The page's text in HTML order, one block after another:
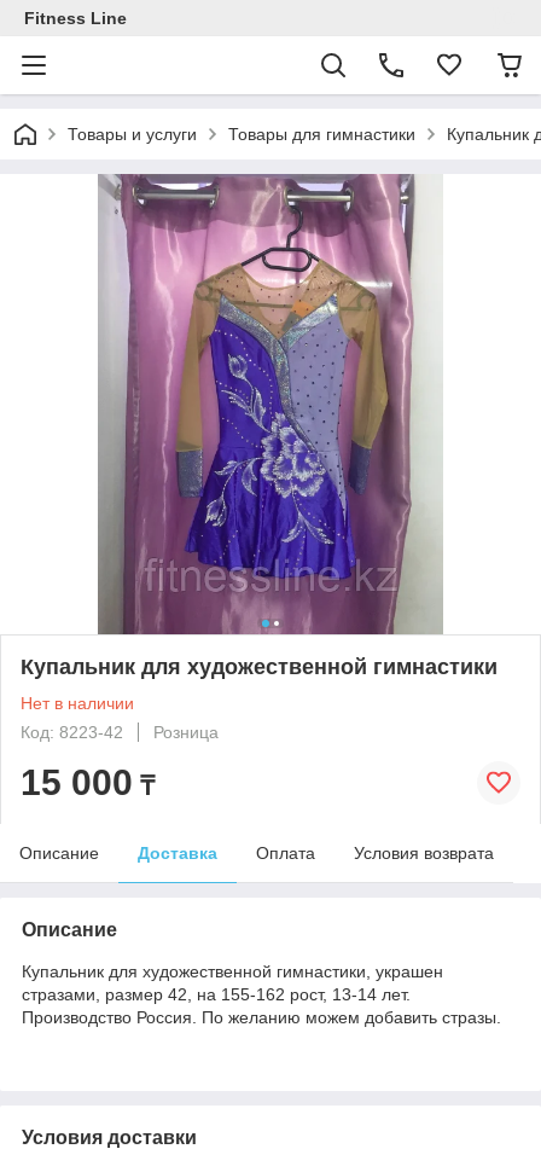
Fitness Line
Товары и услуги Товары для гимнастики Купальник
Купальник для художественной гимнастики
Нет в наличии
Код: 8223-42
Розница
15 000 ₸
Описание Доставка Оплата Условия возврата
Описание
Купальник для художественной гимнастики, украшен
стразами, размер 42, на 155-162 рост, 13-14 лет.
Производство Россия. По желанию можем добавить стразы.
Условия доставки